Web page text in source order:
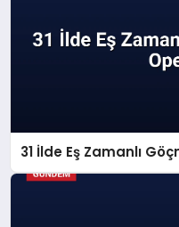
31 İlde Eş Zamanlı